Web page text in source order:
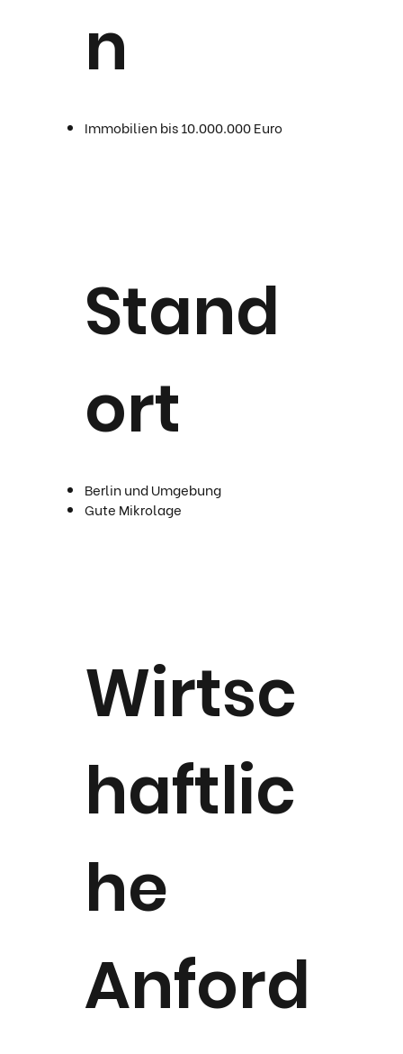
n
Immobilien bis 10.000.000 Euro
Stand
ort
Berlin und Umgebung
Gute Mikrolage
Wirtsc
haftlic
he
Anford